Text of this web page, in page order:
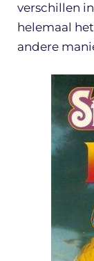
verschillen
helemaal
andere